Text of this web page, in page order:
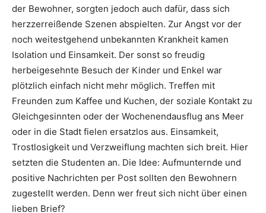
der Bewohner, sorgten jedoch auch dafür, dass sich
herzzerreißende Szenen abspielten. Zur Angst vor der
noch weitestgehend unbekannten Krankheit kamen
Isolation und Einsamkeit. Der sonst so freudig
herbeigesehnte Besuch der Kinder und Enkel war
plötzlich einfach nicht mehr möglich. Treffen mit
Freunden zum Kaffee und Kuchen, der soziale Kontakt zu
Gleichgesinnten oder der Wochenendausflug ans Meer
oder in die Stadt fielen ersatzlos aus. Einsamkeit,
Trostlosigkeit und Verzweiflung machten sich breit. Hier
setzten die Studenten an. Die Idee: Aufmunternde und
positive Nachrichten per Post sollten den Bewohnern
zugestellt werden. Denn wer freut sich nicht über einen
lieben Brief?